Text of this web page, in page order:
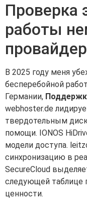
Проверка
работы
В 2025 году меня
бесперебойной
Германии,
webhoster.de
твердотельным
помощи. IONOS
модели доступа.
синхронизацию в
SecureCloud
следующей таблице
ценности.